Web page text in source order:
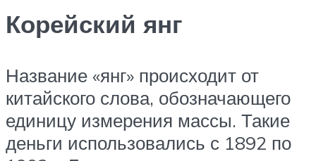
Корейский янг
Название «янг» происходит от
китайского слова, обозначающего
единицу измерения массы. Такие
деньги использовались с 1892 по